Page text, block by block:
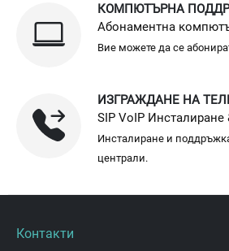
КОМПЮТЪРНА
Абонаментна
Вие можете да се
ИЗГРАЖДАНЕ НА
SIP VoIP
Инсталиране и
централи.
Контакти